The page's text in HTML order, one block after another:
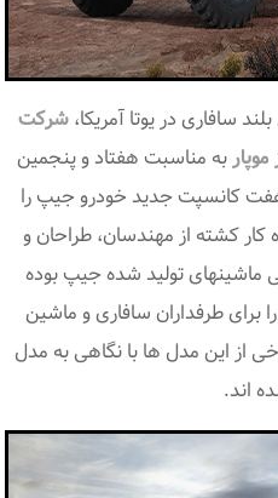
سافاری در یوتا آمریکا،شرکت
به مناسبت هفتاد و پنجمین
کانسپت جدید خودرو جیپ را
از سال 2002 یک گروه کار کشته از مهندسان، طراحان و
تولید شده جیپ بوده
از 50 کانسپت را برای طرفداران سافاری و ماشین
از این مدل ها با نگاهی به مدل
اند.